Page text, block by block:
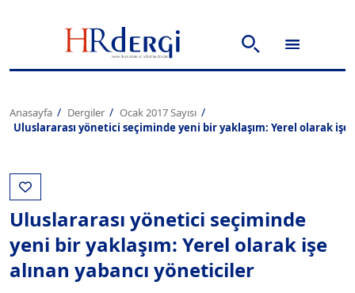
Anasayfa Dergiler
Ocak 2017 Sayısı
Uluslararası yönetici seçiminde yeni bir yaklaşım: Yerel olarak işe
Uluslararası yönetici seçiminde
yeni bir yaklaşım: Yerel olarak işe
alınan yabancı yöneticiler